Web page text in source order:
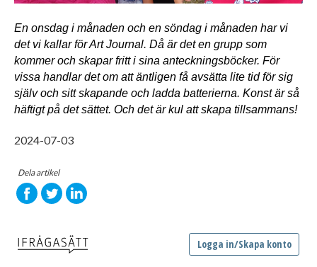
En onsdag i månaden och en söndag i månaden har vi
det vi kallar för Art Journal. Då är det en grupp som
kommer och skapar fritt i sina anteckningsböcker. För
vissa handlar det om att äntligen få avsätta lite tid för sig
själv och sitt skapande och ladda batterierna. Konst är så
häftigt på det sättet. Och det är kul att skapa tillsammans!
2024-07-03
Dela artikel